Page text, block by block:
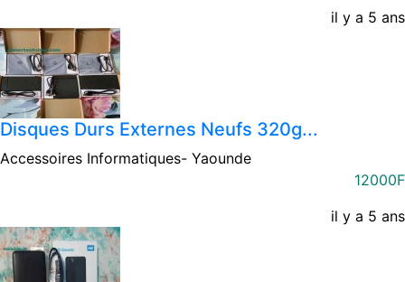
il y a 5 ans
Disques Durs Externes Neufs 320g...
Accessoires Informatiques- Yaounde
12000F
il y a 5 ans